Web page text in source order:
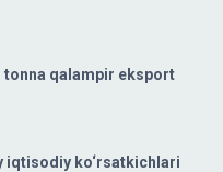
tonna qalampir eksport
iqtisodiy ko‘rsatkichlari